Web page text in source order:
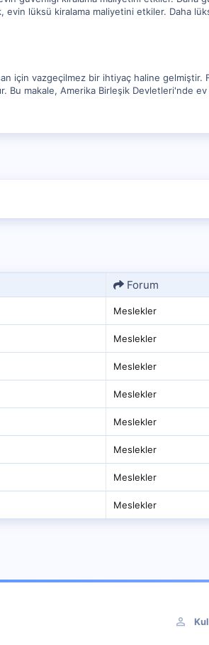
lüksü kiralama maliyetini etkiler. Daha
için vazgeçilmez bir ihtiyaç haline gelmiştir.
makale, Amerika Birleşik Devletleri'nde
Forum
Meslekler
Meslekler
Meslekler
Meslekler
Meslekler
Meslekler
Meslekler
Meslekler